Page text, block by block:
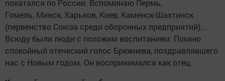
покатался по России. Вспоминаю Пермь,
Гомель, Минск, Харьков, Киев, Каменск-Шахтинск
(первенство Союза среди оборонных предприятий)...
Всюду были люди с похожим воспитанием. Помню
спокойный отеческий голос Брежнева, поздравлявшего
нас с Новым годом. Он воспринимался как отец.